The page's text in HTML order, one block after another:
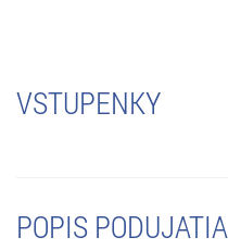
VSTUPENKY
POPIS PODUJATIA